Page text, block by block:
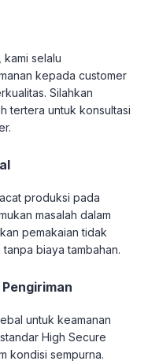
selalu
kepada customer
Silahkan
tertera untuk konsultasi
produksi pada
masalah dalam
pemakaian tidak
biaya tambahan.
untuk keamanan
High Secure
kondisi sempurna.